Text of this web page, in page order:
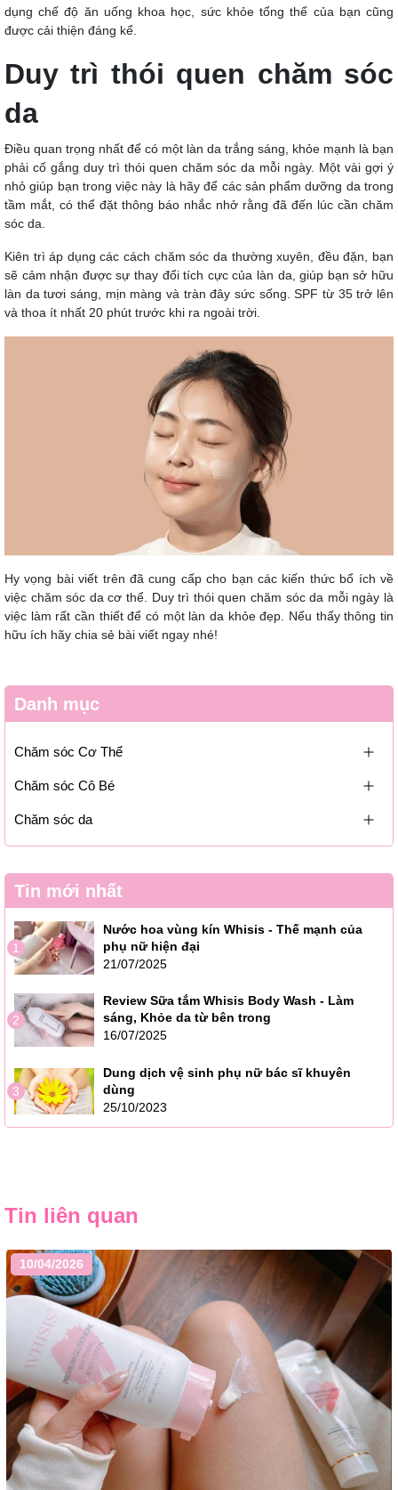
dụng chế độ ăn uống khoa học, sức khỏe tổng thể của bạn cũng
được cải thiện đáng kể.
Duy trì thói quen chăm sóc
da
Điều quan trọng nhất để có một làn da trắng sáng, khỏe mạnh là bạn
phải cố gắng duy trì thói quen chăm sóc da mỗi ngày. Một vài gợi ý
nhỏ giúp bạn trong việc này là hãy để các sản phẩm dưỡng da trong
tầm mắt, có thể đặt thông báo nhắc nhở rằng đã đến lúc cần chăm
sóc da.
Kiên trì áp dụng các cách chăm sóc da thường xuyên, đều đặn, bạn
sẽ cảm nhận được sự thay đổi tích cực của làn da, giúp bạn sở hữu
làn da tươi sáng, mịn màng và tràn đây sức sống. SPF từ 35 trở lên
và thoa ít nhất 20 phút trước khi ra ngoài trời.
Hy vọng bài viết trên đã cung cấp cho bạn các kiến thức bổ ích về
việc chăm sóc da cơ thể. Duy trì thói quen chăm sóc da mỗi ngày là
việc làm rất cần thiết để có một làn da khỏe đẹp. Nếu thấy thông tin
hữu ích hãy chia sẻ bài viết ngay nhé!
Danh mục
Chăm sóc Cơ Thể
Chăm sóc Cô Bé
Chăm sóc da
Tin mới nhất
1
Nước hoa vùng kín Whisis - Thế mạnh của
phụ nữ hiện đại
21/07/2025
2
Review Sữa tắm Whisis Body Wash - Làm
sáng, Khỏe da từ bên trong
16/07/2025
3
Dung dịch vệ sinh phụ nữ bác sĩ khuyên
dùng
25/10/2023
Tin liên quan
10/04/2026